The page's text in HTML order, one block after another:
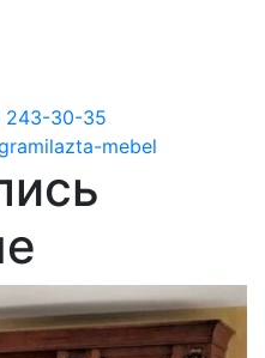
243-30-35
ilazta-mebel